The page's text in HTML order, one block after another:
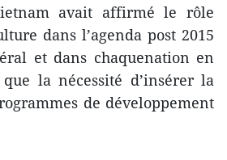
avait affirmé le rôle
dans l’agenda post 2015
et dans chaquenation en
la nécessité d’insérer la
de développement